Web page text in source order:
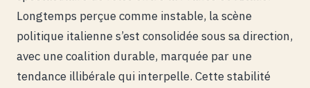
Longtemps perçue comme instable, la scène
politique italienne s’est consolidée sous sa direction,
avec une coalition durable, marquée par une
tendance illibérale qui interpelle. Cette stabilité